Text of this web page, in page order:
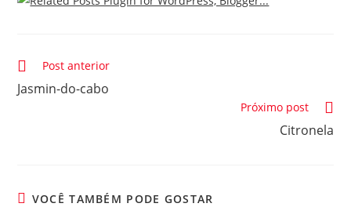
Leia
artigos
Post anterior
Jasmin-do-cabo
Próximo post
Citronela
VOCÊ TAMBÉM PODE GOSTAR